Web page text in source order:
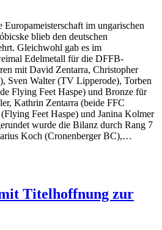
im ungarischen
blieb den deutschen
Gleichwohl gab es im
Edelmetall für die DFFB-
mit David Zentarra, Christopher
Sven Walter (TV Lipperode), Torben
Flying Feet Haspe) und Bronze für
Kathrin Zentarra (beide FFC
Feet Haspe) und Janina Kolmer
wurde die Bilanz durch Rang 7
Koch (Cronenberger BC),…
Titelhoffnung zur